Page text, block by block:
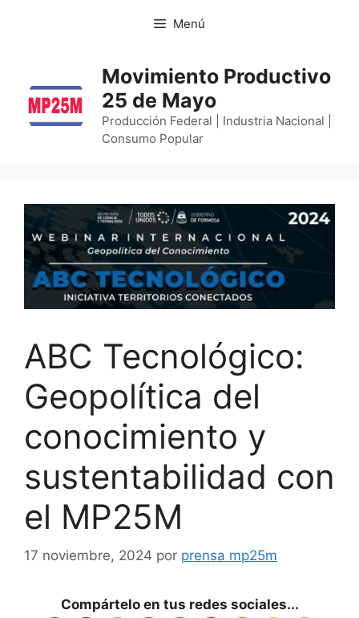
Menú
Movimiento Productivo
25 de Mayo
Producción Federal | Industria Nacional |
Consumo Popular
ABC Tecnológico:
Geopolítica del
conocimiento y
sustentabilidad con
el MP25M
17 noviembre, 2024 por prensa mp25m
Compártelo en tus redes sociales...